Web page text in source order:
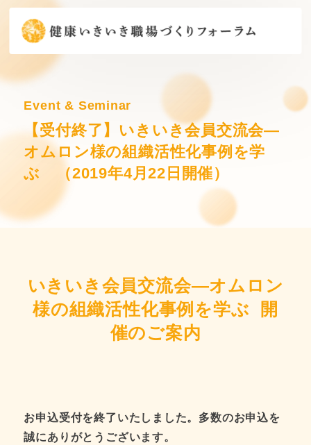
Event & Seminar
【受付終了】いきいき会員交流会―
オムロン様の組織活性化事例を学
ぶ （2019年4月22日開催）
いきいき会員交流会―オムロン
様の組織活性化事例を学ぶ 開
催のご案内
お申込受付を終了いたしました。多数のお申込を
誠にありがとうございます。